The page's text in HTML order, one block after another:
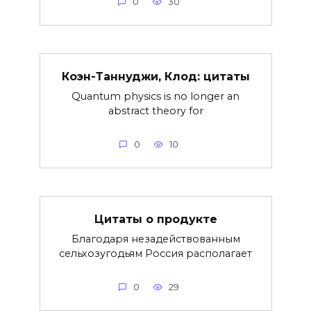
Коэн-Таннуджи, Клод: цитаты
Quantum physics is no longer an
abstract theory for
0 10
Цитаты о продукте
Благодаря незадействованным
сельхозугодьям Россия располагает
0 29